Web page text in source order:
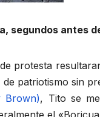
segundos antes
protesta
patriotismo sin
Brown), Tito se